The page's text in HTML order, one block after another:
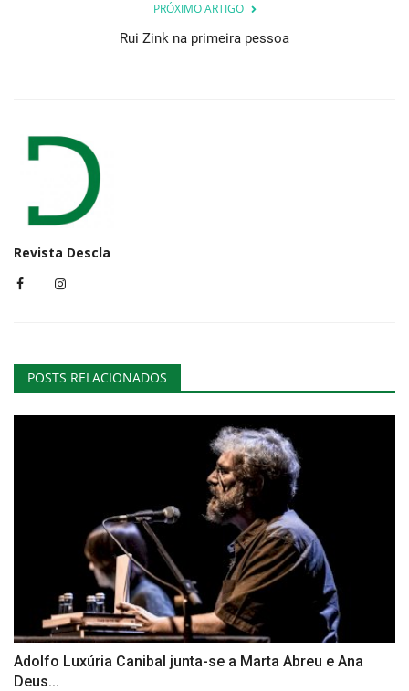
PRÓXIMO ARTIGO
Rui Zink na primeira pessoa
Revista Descla
POSTS RELACIONADOS
Adolfo Luxúria Canibal junta-se a Marta Abreu e Ana
Deus...